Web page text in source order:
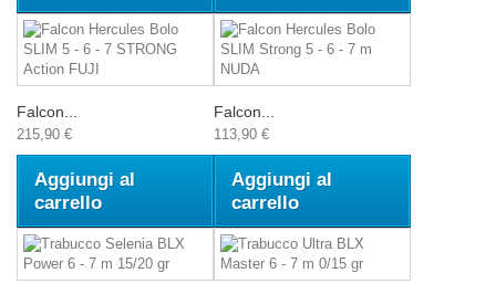
Falcon...
215,90 €
Aggiungi al
carrello
Falcon...
113,90 €
Aggiungi al
carrello